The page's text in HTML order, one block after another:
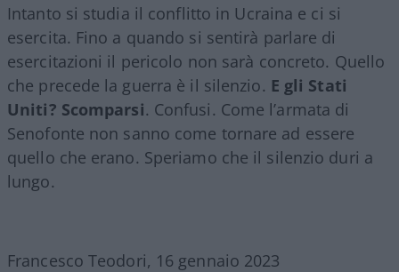
Intanto si studia il conflitto in Ucraina e ci si
esercita. Fino a quando si sentirà parlare di
esercitazioni il pericolo non sarà concreto. Quello
che precede la guerra è il silenzio. E gli Stati
Uniti? Scomparsi. Confusi. Come l’armata di
Senofonte non sanno come tornare ad essere
quello che erano. Speriamo che il silenzio duri a
lungo.
Francesco Teodori, 16 gennaio 2023